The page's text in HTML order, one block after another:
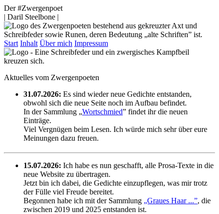
Der #Zwergenpoet
| Daril Steelbone |
Start Inhalt Über mich Impressum
Aktuelles vom Zwergenpoeten
31.07.2026: Es sind wieder neue Gedichte entstanden,
obwohl sich die neue Seite noch im Aufbau befindet.
In der Sammlung „Wortschmied” findet ihr die neuen
Einträge.
Viel Vergnügen beim Lesen. Ich würde mich sehr über eure
Meinungen dazu freuen.
15.07.2026: Ich habe es nun geschafft, alle Prosa-Texte in die
neue Website zu übertragen.
Jetzt bin ich dabei, die Gedichte einzupflegen, was mir trotz
der Fülle viel Freude bereitet.
Begonnen habe ich mit der Sammlung „Graues Haar ...”, die
zwischen 2019 und 2025 entstanden ist.